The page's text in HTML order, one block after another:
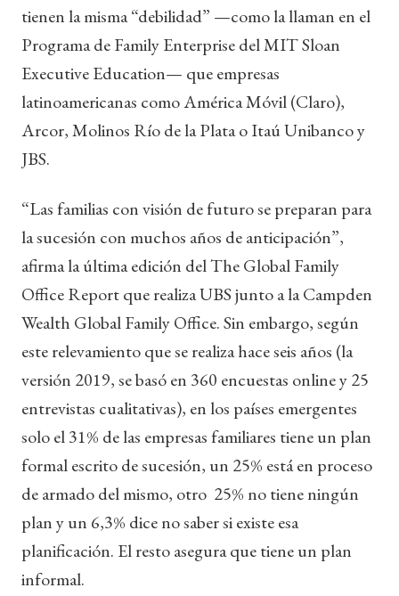
tienen la misma “debilidad” —como la llaman en el
Programa de Family Enterprise del MIT Sloan
Executive Education— que empresas
latinoamericanas como América Móvil (Claro),
Arcor, Molinos Río de la Plata o Itaú Unibanco y
JBS.
“Las familias con visión de futuro se preparan para
la sucesión con muchos años de anticipación”,
afirma la última edición del The Global Family
Office Report que realiza UBS junto a la Campden
Wealth Global Family Office. Sin embargo, según
este relevamiento que se realiza hace seis años (la
versión 2019, se basó en 360 encuestas online y 25
entrevistas cualitativas), en los países emergentes
solo el 31% de las empresas familiares tiene un plan
formal escrito de sucesión, un 25% está en proceso
de armado del mismo, otro 25% no tiene ningún
plan y un 6,3% dice no saber si existe esa
planificación. El resto asegura que tiene un plan
informal.